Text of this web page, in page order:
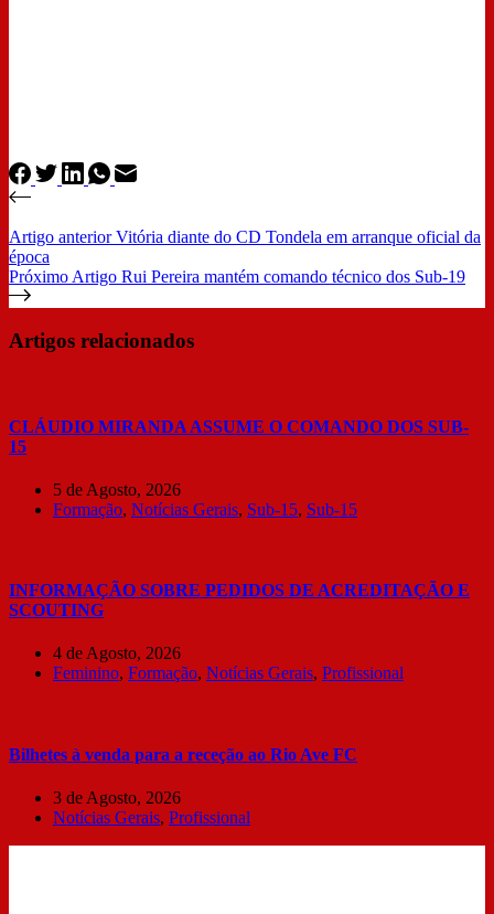
Artigo anteriorVitória diante do CD Tondela em arranque oficial da
época
Próximo Artigo Rui Pereira mantém comando técnico dos Sub-19
Artigos relacionados
CLÁUDIO MIRANDA ASSUME O COMANDO DOS SUB-
15
5 de Agosto, 2026
Formação, Notícias Gerais, Sub-15, Sub-15
INFORMAÇÃO SOBRE PEDIDOS DE ACREDITAÇÃO E
SCOUTING
4 de Agosto, 2026
Feminino, Formação, Notícias Gerais, Profissional
Bilhetes à venda para a receção ao Rio Ave FC
3 de Agosto, 2026
Notícias Gerais, Profissional